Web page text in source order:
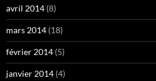
avril 2014 (8)
mars 2014 (18)
février 2014 (5)
janvier 2014 (4)